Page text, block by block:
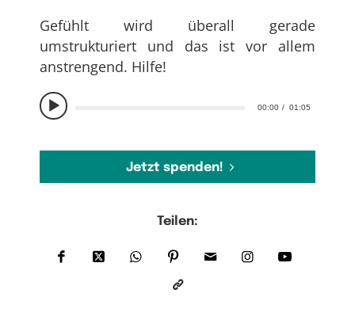
00:00 01:05
Gefühlt wird überall gerade
umstrukturiert und das ist vor allem
anstrengend. Hilfe!
Jetzt spenden!
Teilen: